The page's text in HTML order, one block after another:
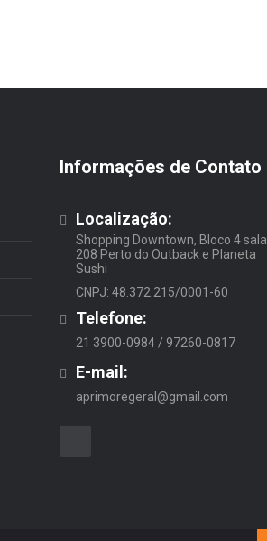
Informações de Contato
Localização:
Shopping Downtown, Bloco 4 sala
208 Perto do Outback e Planeta
Sushi
CNPJ: 48.372.215/0001-60
Telefone:
21 3900-0984 / 97260-0817
E-mail:
aprimoregeral@gmail.com